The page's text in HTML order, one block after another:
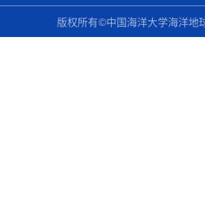
版权所有©中国海洋大学海洋地